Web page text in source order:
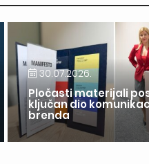
30.07.2026.
Pločasti materijali
ključan dio
brenda